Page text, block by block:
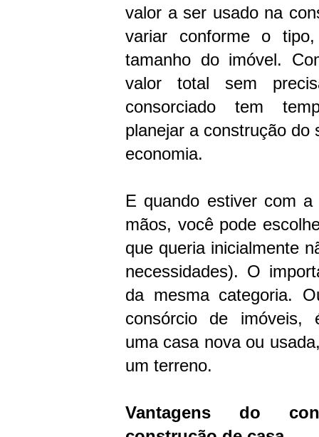
valor a ser usado na
variar conforme o
tamanho do imóvel.
valor total sem
consorciado tem
planejar a construção do
economia.
E quando estiver com
mãos, você pode
que queria inicialmente
necessidades). O
da mesma categoria.
consórcio de imóveis,
uma casa nova ou
um terreno.
Vantagens do